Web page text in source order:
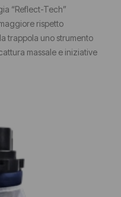
“Reflect-Tech”
rispetto
trappola uno strumento
massale e iniziative